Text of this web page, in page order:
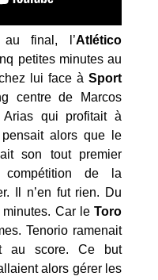
au final, l’Atlético
petites minutes au
lui face à Sport
centre de Marcos
qui profitait à
alors que le
son tout premier
compétition de la
Il n’en fut rien. Du
Car le Toro
Tenorio ramenait
au score. Ce but
alors gérer les